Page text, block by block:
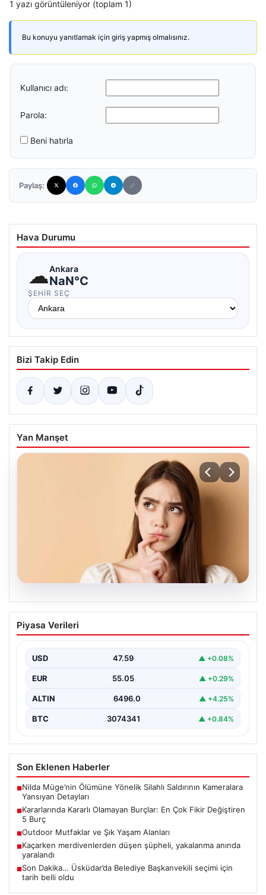
1 yazı görüntüleniyor (toplam 1)
Bu konuyu yanıtlamak için giriş yapmış olmalısınız.
Kullanıcı adı:
Parola:
Beni hatırla
Paylaş:
Hava Durumu
☁Ankara
NaN°C
ŞEHIR SEÇ
Bizi Takip Edin
Yan Manşet
05.08.2026
Kararlarında Kararlı Olamayan Burçlar:
En Çok Fikir Değiştiren 5 Burç
bulunmaktadır ve bunlar günlük yaşamda karar verme…
Piyasa Verileri
USD 47.59 ▲ +0.08%
EUR 55.05 ▲ +0.29%
ALTIN 6496.0 ▲ +4.25%
BTC 3074341 ▲ +0.84%
Son Eklenen Haberler
■Nilda Müge’nin Ölümüne Yönelik Silahlı Saldırının Kameralara
Yansıyan Detayları
■Kararlarında Kararlı Olamayan Burçlar: En Çok Fikir Değiştiren
5 Burç
■Outdoor Mutfaklar ve Şık Yaşam Alanları
■Kaçarken merdivenlerden düşen şüpheli, yakalanma anında
yaralandı
■Son Dakika… Üsküdar’da Belediye Başkanvekili seçimi için
tarih belli oldu